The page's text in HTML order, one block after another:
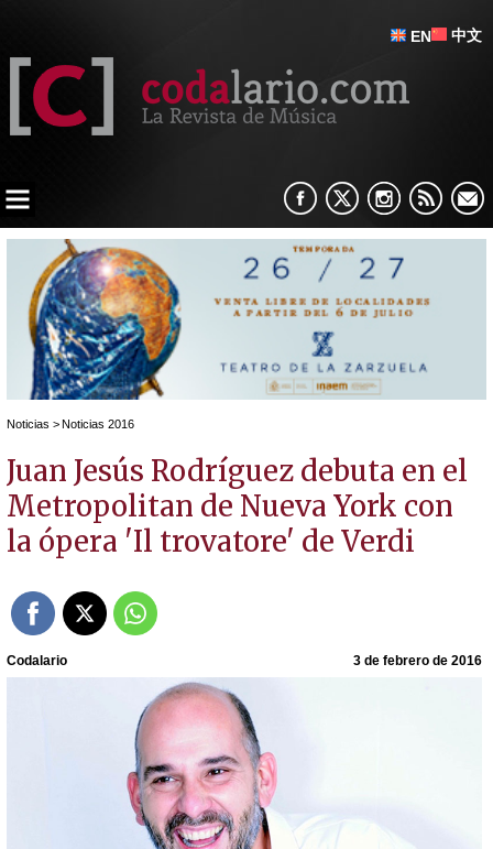
EN 中文
Noticias > Noticias 2016
Juan Jesús Rodríguez debuta en el
Metropolitan de Nueva York con
la ópera 'Il trovatore' de Verdi
Codalario 3 de febrero de 2016